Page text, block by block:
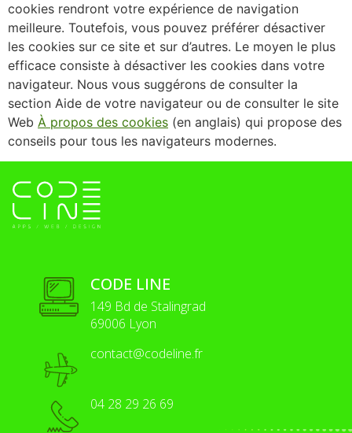
cookies rendront votre expérience de navigation
meilleure. Toutefois, vous pouvez préférer désactiver
les cookies sur ce site et sur d’autres. Le moyen le plus
efficace consiste à désactiver les cookies dans votre
navigateur. Nous vous suggérons de consulter la
section Aide de votre navigateur ou de consulter le site
Web À propos des cookies (en anglais) qui propose des
conseils pour tous les navigateurs modernes.
CODE LINE
149 Bd de Stalingrad
69006 Lyon
contact@codeline.fr
04 28 29 26 69